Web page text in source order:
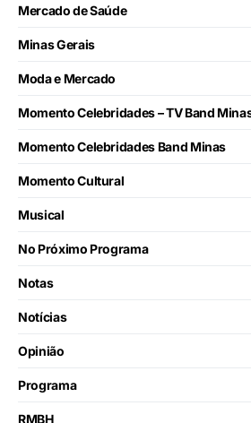
Mercado de Saúde
Minas Gerais
Moda e Mercado
Momento Celebridades – TV Band
Momento Celebridades Band Minas
Momento Cultural
Musical
No Próximo Programa
Notas
Notícias
Opinião
Programa
RMBH